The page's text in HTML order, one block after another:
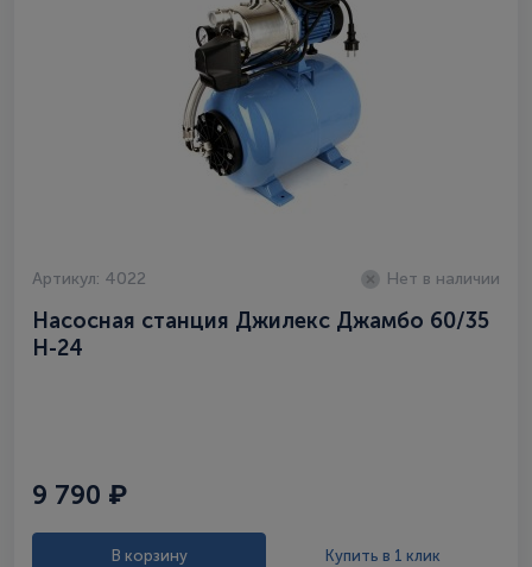
Артикул: 4022 Нет в наличии
Насосная станция Джилекс Джамбо 60/35
Н-24
9 790 ₽
В корзину Купить в 1 клик